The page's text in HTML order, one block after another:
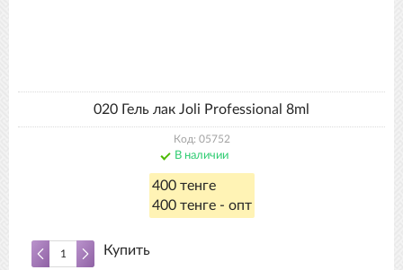
020 Гель лак Joli Professional 8ml
Код: 05752
В наличии
400 тенге
400 тенге - опт
Купить